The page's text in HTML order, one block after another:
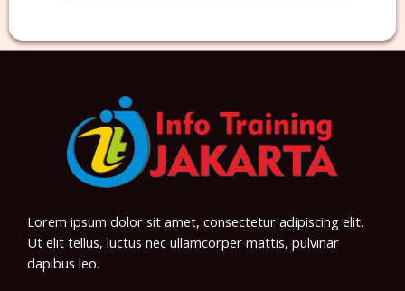
Lorem ipsum dolor sit amet, consectetur adipiscing elit.
Ut elit tellus, luctus nec ullamcorper mattis, pulvinar
dapibus leo.